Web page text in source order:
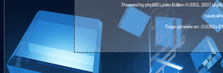
Powered byphpBBLyoko Edition © 2001, 2007
Page générée en : 0.0392s